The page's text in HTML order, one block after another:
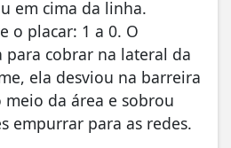
em cima da linha.
o placar: 1 a 0. O
para cobrar na lateral da
ela desviou na barreira
da área e sobrou
empurrar para as redes.